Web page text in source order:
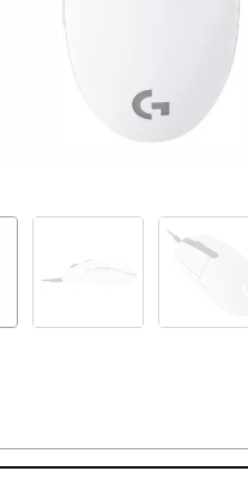
Portatīvie datori un piederumi
datori